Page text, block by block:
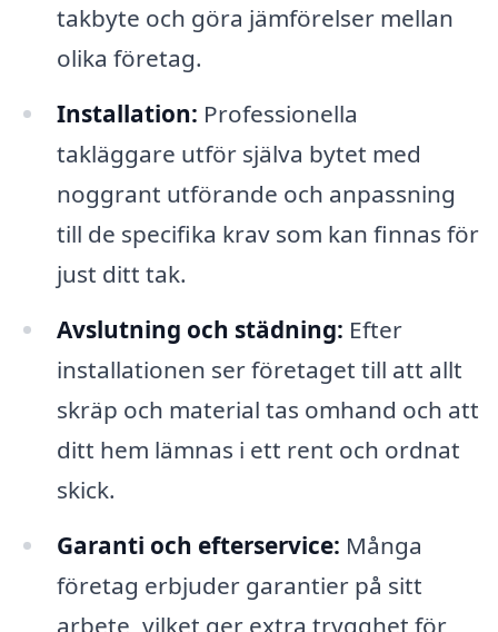
takbyte och göra jämförelser mellan
olika företag.
Installation: Professionella
takläggare utför själva bytet med
noggrant utförande och anpassning
till de specifika krav som kan finnas för
just ditt tak.
Avslutning och städning: Efter
installationen ser företaget till att allt
skräp och material tas omhand och att
ditt hem lämnas i ett rent och ordnat
skick.
Garanti och efterservice: Många
företag erbjuder garantier på sitt
arbete, vilket ger extra trygghet för